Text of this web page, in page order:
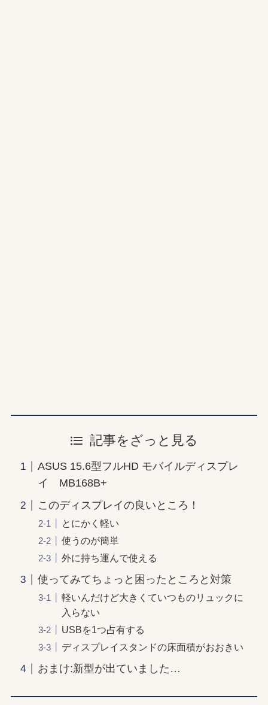
記事をざっと見る
ASUS 15.6型フルHD モバイルディスプレ
イ MB168B+
このディスプレイの良いところ！
とにかく軽い
使うのが簡単
外に持ち運んで使える
使ってみてちょっと困ったところと対策
軽いんだけど大きくていつものリュックに
入らない
USBを1つ占有する
ディスプレイスタンドの床面積がおおきい
おまけ:新型が出ていました…